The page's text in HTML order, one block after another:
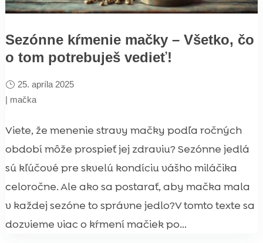
Sezónne kŕmenie mačky – Všetko, čo
o tom potrebuješ vedieť!
25. apríla 2025
| mačka
Viete, že menenie stravy mačky podľa ročných
období môže prospieť jej zdraviu? Sezónne jedlá
sú kľúčové pre skvelú kondíciu vášho miláčika
celoročne. Ale ako sa postarať, aby mačka mala
v každej sezóne to správne jedlo?V tomto texte sa
dozvieme viac o kŕmení mačiek po...